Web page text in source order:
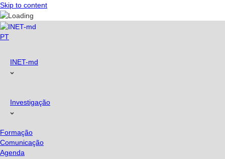
Skip to content
PT
INET-md
Investigação
Formação
Comunicação
Agenda